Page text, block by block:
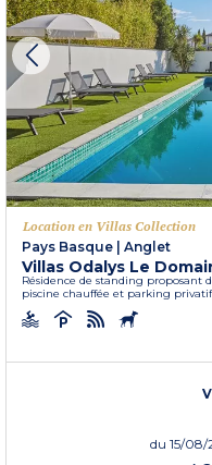
Location en Villas Collection
Pays Basque
Anglet
Villas Odalys Le
Résidence de standing proposant
piscine chauffée et parking
du 15/08/